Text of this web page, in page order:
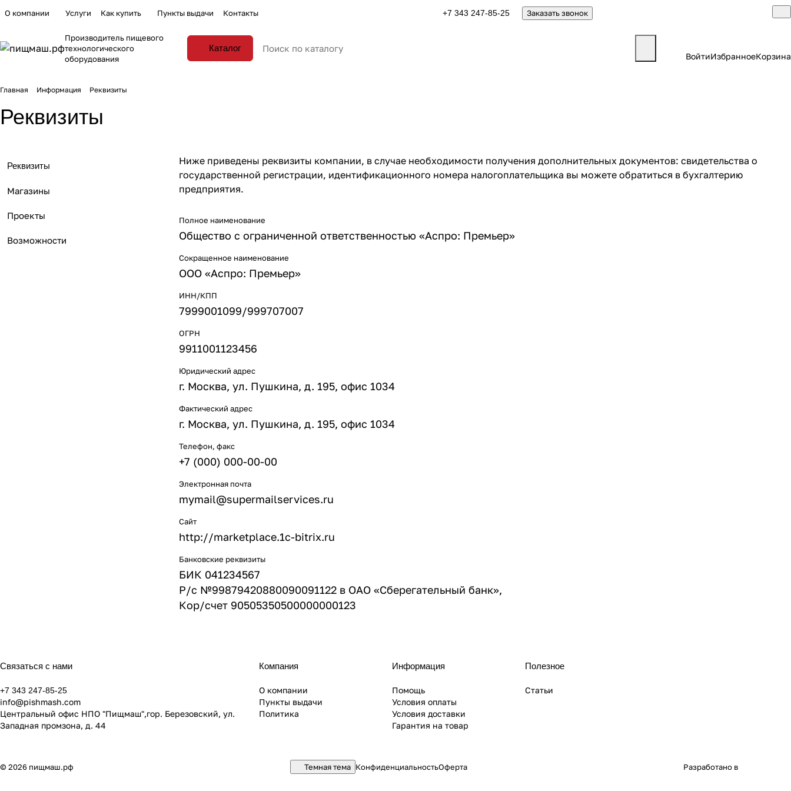
О компании Услуги Как купить Пункты выдачи Контакты +7 343 247-85-25 Заказать звонок
Производитель пищевого
технологического
оборудования
Каталог
ВойтиИзбранноеКорзина
Главная Информация Реквизиты
Реквизиты
Ниже приведены реквизиты компании, в случае необходимости получения дополнительных документов: свидетельства о
государственной регистрации, идентификационного номера налогоплательщика вы можете обратиться в бухгалтерию
предприятия.
Полное наименование
Общество с ограниченной ответственностью «Аспро: Премьер»
Сокращенное наименование
ООО «Аспро: Премьер»
ИНН/КПП
7999001099/999707007
ОГРН
9911001123456
Юридический адрес
г. Москва, ул. Пушкина, д. 195, офис 1034
Фактический адрес
г. Москва, ул. Пушкина, д. 195, офис 1034
Телефон, факс
+7 (000) 000-00-00
Электронная почта
mymail@supermailservices.ru
Сайт
http://marketplace.1c-bitrix.ru
Банковские реквизиты
БИК 041234567
Р/с №99879420880090091122 в ОАО «Сберегательный банк»,
Кор/счет 90505350500000000123
Реквизиты
Магазины
Проекты
Возможности
Связаться с нами
+7 343 247-85-25
info@pishmash.com
Центральный офис НПО "Пищмаш",гор. Березовский, ул.
Западная промзона, д. 44
Компания
О компании
Пункты выдачи
Политика
Информация
Помощь
Условия оплаты
Условия доставки
Гарантия на товар
Полезное
Статьи
© 2026 пищмаш.рф Темная тема КонфиденциальностьОферта Разработано в